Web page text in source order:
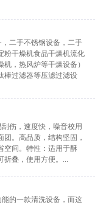
二手不锈钢设备，二手
粉干燥机食品干燥机流化
，热风炉等干燥设备）
棒过滤器等压滤过滤设
伤，速度快，噪音校用
。高品质，结构坚固，
空间。特性：适用于酥
折叠，使用方便。...
的一款清洗设备，而这